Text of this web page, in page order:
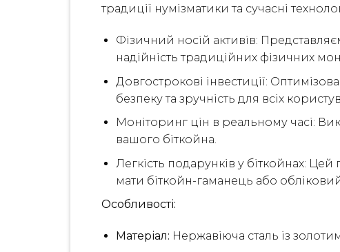
традиції нумізматики та сучасні
Фізичний носій активів:
надійність традиційних фізичних
Довгострокові інвестиції:
безпеку та зручність для всіх
Моніторинг цін в реальному часі:
вашого біткойна.
Легкість подарунків у біткойнах:
мати біткойн-гаманець або обліковий
Особливості:
Матеріал: Нержавіюча сталь із